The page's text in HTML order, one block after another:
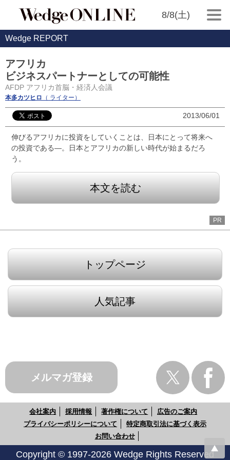
8/8(土)
Wedge REPORT
アフリカ
ビジネスパートナーとしての可能性
AFDP アフリカ首脳・経済人会議
本多カツヒロ （ ライター）
2013/06/01
伸びるアフリカに投資をしていくことは、日本にとって将来へ
の投資である―。日本とアフリカの新しい時代が始まるだろ
う。
本文を読む
PR
トップページ
人気記事
メルマガ登録
会社案内 採用情報 著作権について
広告のご案内
プライバシーポリシーについて
特定商取引法に基づく表示
お問い合わせ
Copyright © 1997-2026 Wedge Rights Reserved